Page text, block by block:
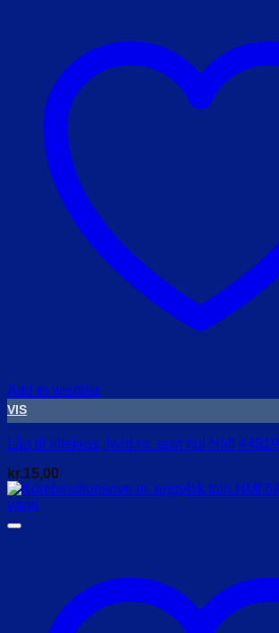
Add to wishlist
VIS
Låg til rillekrus, hvid m. stort hul HMI 44819
kr.15,00